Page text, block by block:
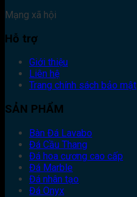
Mạng xã hội
Hỗ trợ
Giới thiệu
Liên hệ
Trang chính sách bảo mật
SẢN PHẨM
Bàn Đá Lavabo
Đá Cầu Thang
Đá hoa cương cao cấp
Đá Marble
Đá nhân tạo
Đá Onyx